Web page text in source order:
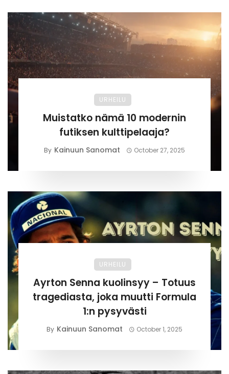
URHEILU
Muistatko nämä 10 modernin
futiksen kulttipelaaja?
By Kainuun Sanomat October 27, 2025
URHEILU
Ayrton Senna kuolinsyy – Totuus
tragediasta, joka muutti Formula
1:n pysyvästi
By Kainuun Sanomat October 1, 2025